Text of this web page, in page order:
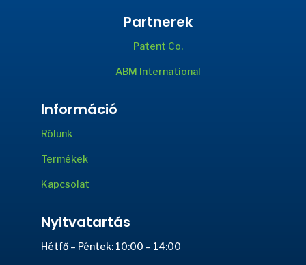
Partnerek
Patent Co.
ABM International
Információ
Rólunk
Termékek
Kapcsolat
Nyitvatartás
Hétfő – Péntek: 10:00 – 14:00